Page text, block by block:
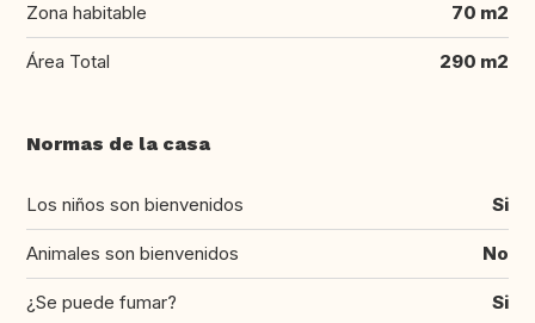
Zona habitable 70 m2
Área Total 290 m2
Normas de la casa
Los niños son bienvenidos Si
Animales son bienvenidos No
¿Se puede fumar? Si